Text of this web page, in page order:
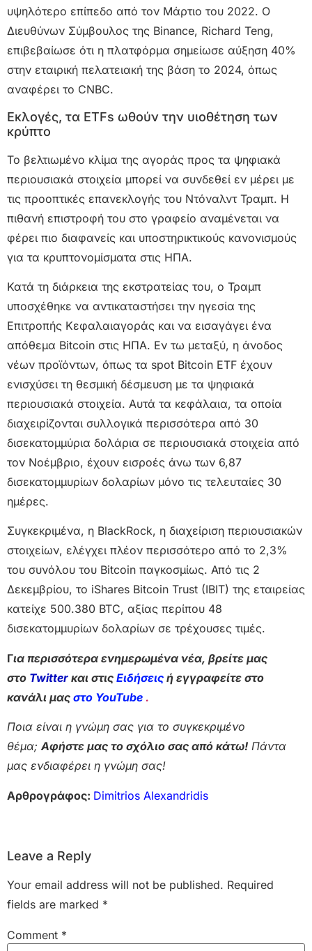
υψηλότερο επίπεδο από τον Μάρτιο του 2022. Ο
Διευθύνων Σύμβουλος της Binance, Richard Teng,
επιβεβαίωσε ότι η πλατφόρμα σημείωσε αύξηση 40%
στην εταιρική πελατειακή της βάση το 2024, όπως
αναφέρει το CNBC.
Εκλογές, τα ETFs ωθούν την υιοθέτηση των
κρύπτο
Το βελτιωμένο κλίμα της αγοράς προς τα ψηφιακά
περιουσιακά στοιχεία μπορεί να συνδεθεί εν μέρει με
τις προοπτικές επανεκλογής του Ντόναλντ Τραμπ. Η
πιθανή επιστροφή του στο γραφείο αναμένεται να
φέρει πιο διαφανείς και υποστηρικτικούς κανονισμούς
για τα κρυπτονομίσματα στις ΗΠΑ.
Κατά τη διάρκεια της εκστρατείας του, ο Τραμπ
υποσχέθηκε να αντικαταστήσει την ηγεσία της
Επιτροπής Κεφαλαιαγοράς και να εισαγάγει ένα
απόθεμα Bitcoin στις ΗΠΑ. Εν τω μεταξύ, η άνοδος
νέων προϊόντων, όπως τα spot Bitcoin ETF έχουν
ενισχύσει τη θεσμική δέσμευση με τα ψηφιακά
περιουσιακά στοιχεία. Αυτά τα κεφάλαια, τα οποία
διαχειρίζονται συλλογικά περισσότερα από 30
δισεκατομμύρια δολάρια σε περιουσιακά στοιχεία από
τον Νοέμβριο, έχουν εισροές άνω των 6,87
δισεκατομμυρίων δολαρίων μόνο τις τελευταίες 30
ημέρες.
Συγκεκριμένα, η BlackRock, η διαχείριση περιουσιακών
στοιχείων, ελέγχει πλέον περισσότερο από το 2,3%
του συνόλου του Bitcoin παγκοσμίως. Από τις 2
Δεκεμβρίου, το iShares Bitcoin Trust (IBIT) της εταιρείας
κατείχε 500.380 BTC, αξίας περίπου 48
δισεκατομμυρίων δολαρίων σε τρέχουσες τιμές.
Για περισσότερα ενημερωμένα νέα, βρείτε μας
στο Twitter και στις Ειδήσεις ή εγγραφείτε στο
κανάλι μας στο YouTube .
Ποια είναι η γνώμη σας για το συγκεκριμένο
θέμα;Αφήστε μας το σχόλιο σας από κάτω! Πάντα
μας ενδιαφέρει η γνώμη σας!
Αρθρογράφος: Dimitrios Alexandridis
Leave a Reply
Your email address will not be published. Required
fields are marked *
Comment *